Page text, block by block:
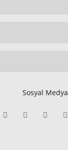
Sosyal Medya